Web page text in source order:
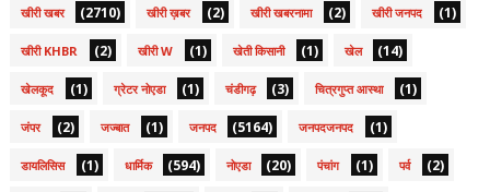
खीरी खबर (2710) खीरी ख़बर (2) खीरी खबरनामा (2) खीरी जनपद (1)
खीरी KHBR (2) खीरी W (1) खेती किसानी (1) खेल (14)
खेलकूद (1) ग्रेटर नोएडा (1) चंडीगढ़ (3) चित्रगुप्त आस्था (1)
जंपर (2) जज्बात (1) जनपद (5164) जनपदजनपद (1)
डायलिसिस (1) धार्मिक (594) नोएडा (20) पंचांग (1) पर्व (2)